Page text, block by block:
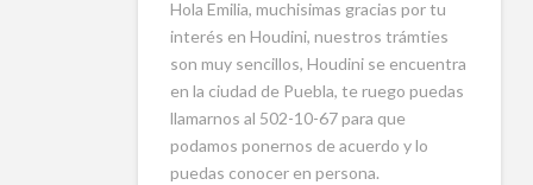
Hola Emilia, muchisimas gracias por tu
interés en Houdini, nuestros trámties
son muy sencillos, Houdini se encuentra
en la ciudad de Puebla, te ruego puedas
llamarnos al 502-10-67 para que
podamos ponernos de acuerdo y lo
puedas conocer en persona.